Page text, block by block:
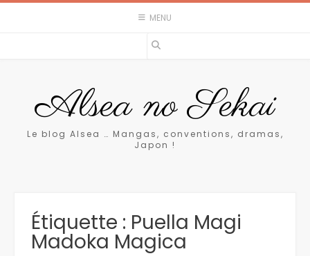
Skip
MENU
Alsea no Sekai
Le blog Alsea … Mangas, conventions, dramas,
Japon !
Étiquette : Puella Magi
Madoka Magica